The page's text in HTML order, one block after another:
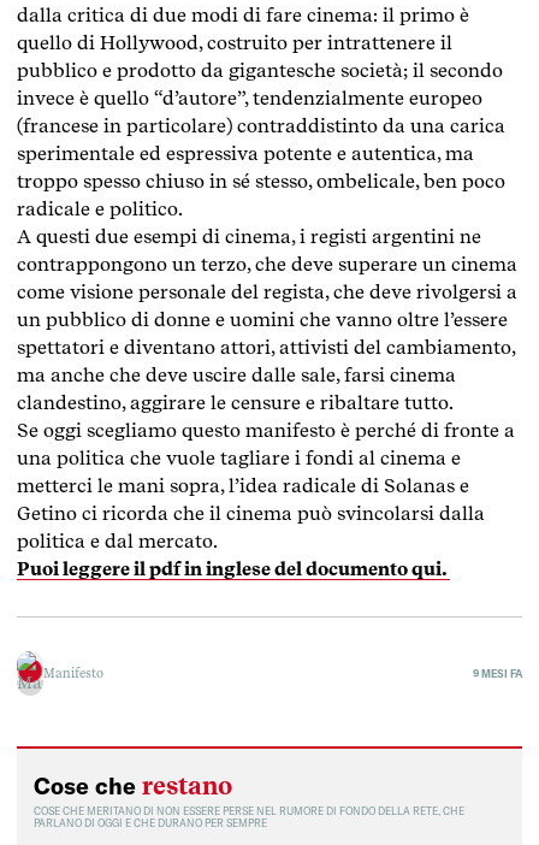
dalla critica di due modi di fare cinema: il primo è
quello di Hollywood, costruito per intrattenere il
pubblico e prodotto da gigantesche società; il secondo
invece è quello “d’autore”, tendenzialmente europeo
(francese in particolare) contraddistinto da una carica
sperimentale ed espressiva potente e autentica, ma
troppo spesso chiuso in sé stesso, ombelicale, ben poco
radicale e politico.
A questi due esempi di cinema, i registi argentini ne
contrappongono un terzo, che deve superare un cinema
come visione personale del regista, che deve rivolgersi a
un pubblico di donne e uomini che vanno oltre l’essere
spettatori e diventano attori, attivisti del cambiamento,
ma anche che deve uscire dalle sale, farsi cinema
clandestino, aggirare le censure e ribaltare tutto.
Se oggi scegliamo questo manifesto è perché di fronte a
una politica che vuole tagliare i fondi al cinema e
metterci le mani sopra, l’idea radicale di Solanas e
Getino ci ricorda che il cinema può svincolarsi dalla
politica e dal mercato.
Puoi leggere il pdf in inglese del documento qui.
Manifesto 9 MESI FA
Cose che restano
COSE CHE MERITANO DI NON ESSERE PERSE NEL RUMORE DI FONDO DELLA RETE, CHE
PARLANO DI OGGI E CHE DURANO PER SEMPRE